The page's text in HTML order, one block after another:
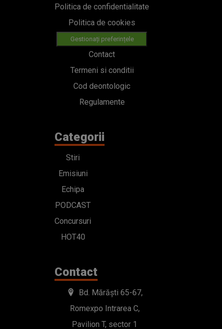
Politica de confidentialitate
Politica de cookies
Gestionați preferințele
Contact
Termeni si conditii
Cod deontologic
Regulamente
Categorii
Stiri
Emisiuni
Echipa
PODCAST
Concursuri
HOT40
Contact
Bd. Mărăști 65-67,
Romexpo Intrarea C,
Pavilion T, sector 1